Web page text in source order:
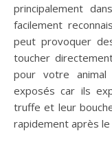
principalement
facilement
peut provoquer
toucher
pour votre animal
exposés car ils
truffe et leur
rapidement après